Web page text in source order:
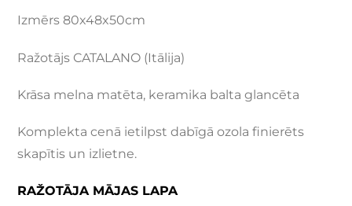
Izmērs 80x48x50cm
Ražotājs CATALANO (Itālija)
Krāsa melna matēta, keramika balta glancēta
Komplekta cenā ietilpst dabīgā ozola finierēts
skapītis un izlietne.
RAŽOTĀJA MĀJAS LAPA